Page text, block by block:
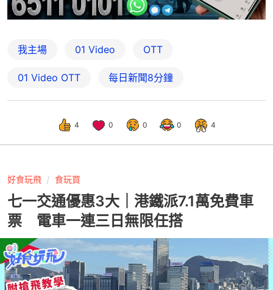
我主場 01 Video OTT
01‌ ‌Video‌ ‌OTT 每日新聞8分鐘
4 0 0 0 4
好食玩飛 食玩買
七一交通優惠3大｜港鐵派7.1萬免費車
票 電車一連三日無限任搭